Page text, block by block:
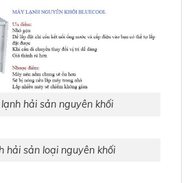
hải sản nguyên khối
hải sản loại nguyên khối